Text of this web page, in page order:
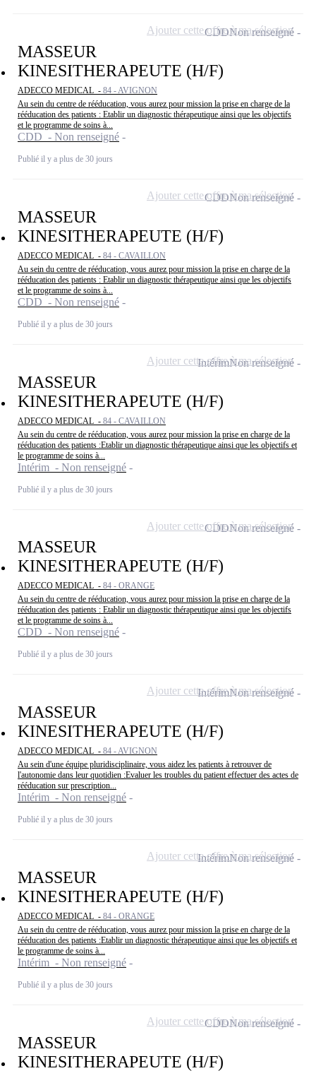
MASSEUR
KINESITHERAPEUTE (H/F)
ADECCO MEDICAL - 84 - AVIGNON
Au sein du centre de rééducation, vous aurez pour mission la prise en charge de la
rééducation des patients : Etablir un diagnostic thérapeutique ainsi que les objectifs
et le programme de soins à...
CDD - Non renseigné
Publié il y a plus de 30 jours
CDDNon renseigné
Ajouter cette offre à ma sélection
MASSEUR
KINESITHERAPEUTE (H/F)
ADECCO MEDICAL - 84 - CAVAILLON
Au sein du centre de rééducation, vous aurez pour mission la prise en charge de la
rééducation des patients : Etablir un diagnostic thérapeutique ainsi que les objectifs
et le programme de soins à...
CDD - Non renseigné
Publié il y a plus de 30 jours
CDDNon renseigné
Ajouter cette offre à ma sélection
MASSEUR
KINESITHERAPEUTE (H/F)
ADECCO MEDICAL - 84 - CAVAILLON
Au sein du centre de rééducation, vous aurez pour mission la prise en charge de la
rééducation des patients :Etablir un diagnostic thérapeutique ainsi que les objectifs et
le programme de soins à...
Intérim - Non renseigné
Publié il y a plus de 30 jours
IntérimNon renseigné
Ajouter cette offre à ma sélection
MASSEUR
KINESITHERAPEUTE (H/F)
ADECCO MEDICAL - 84 - ORANGE
Au sein du centre de rééducation, vous aurez pour mission la prise en charge de la
rééducation des patients : Etablir un diagnostic thérapeutique ainsi que les objectifs
et le programme de soins à...
CDD - Non renseigné
Publié il y a plus de 30 jours
CDDNon renseigné
Ajouter cette offre à ma sélection
MASSEUR
KINESITHERAPEUTE (H/F)
ADECCO MEDICAL - 84 - AVIGNON
Au sein d'une équipe pluridisciplinaire, vous aidez les patients à retrouver de
l'autonomie dans leur quotidien :Evaluer les troubles du patient effectuer des actes de
rééducation sur prescription...
Intérim - Non renseigné
Publié il y a plus de 30 jours
IntérimNon renseigné
Ajouter cette offre à ma sélection
MASSEUR
KINESITHERAPEUTE (H/F)
ADECCO MEDICAL - 84 - ORANGE
Au sein du centre de rééducation, vous aurez pour mission la prise en charge de la
rééducation des patients :Etablir un diagnostic thérapeutique ainsi que les objectifs et
le programme de soins à...
Intérim - Non renseigné
Publié il y a plus de 30 jours
IntérimNon renseigné
Ajouter cette offre à ma sélection
MASSEUR
KINESITHERAPEUTE (H/F)
CDDNon renseigné
Ajouter cette offre à ma sélection